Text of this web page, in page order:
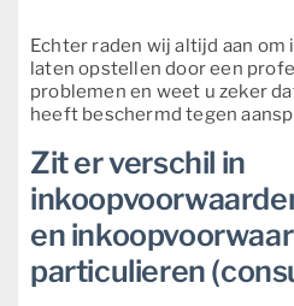
Echter raden wij altijd aan
laten opstellen door een
problemen en weet u zeker
heeft beschermd tegen
Zit er verschil in
en
particulieren